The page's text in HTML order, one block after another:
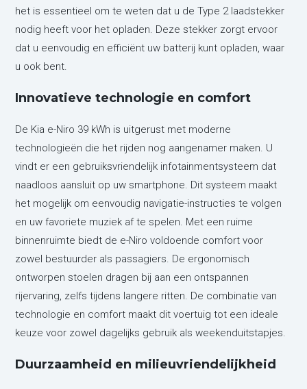
het is essentieel om te weten dat u de Type 2 laadstekker
nodig heeft voor het opladen. Deze stekker zorgt ervoor
dat u eenvoudig en efficiënt uw batterij kunt opladen, waar
u ook bent.
Innovatieve technologie en comfort
De Kia e-Niro 39 kWh is uitgerust met moderne
technologieën die het rijden nog aangenamer maken. U
vindt er een gebruiksvriendelijk infotainmentsysteem dat
naadloos aansluit op uw smartphone. Dit systeem maakt
het mogelijk om eenvoudig navigatie-instructies te volgen
en uw favoriete muziek af te spelen. Met een ruime
binnenruimte biedt de e-Niro voldoende comfort voor
zowel bestuurder als passagiers. De ergonomisch
ontworpen stoelen dragen bij aan een ontspannen
rijervaring, zelfs tijdens langere ritten. De combinatie van
technologie en comfort maakt dit voertuig tot een ideale
keuze voor zowel dagelijks gebruik als weekenduitstapjes.
Duurzaamheid en milieuvriendelijkheid